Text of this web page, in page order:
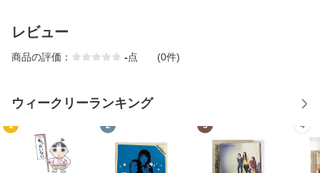
レビュー
商品の評価： -点 (0件)
ウィークリーランキング
1 2 3 4